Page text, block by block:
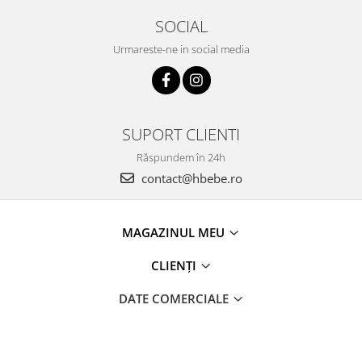
SOCIAL
Urmareste-ne in social media
SUPORT CLIENTI
Răspundem în 24h
contact@hbebe.ro
MAGAZINUL MEU
CLIENȚI
DATE COMERCIALE